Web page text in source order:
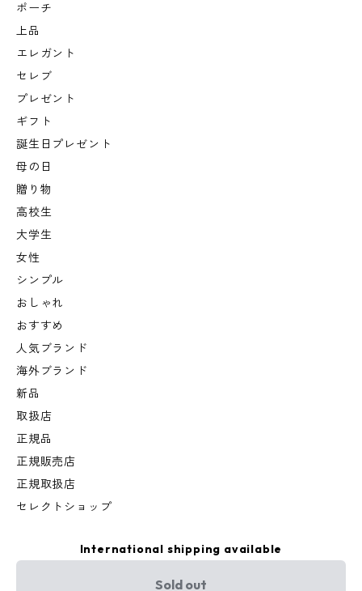
ポーチ
上品
エレガント
セレブ
プレゼント
ギフト
誕生日プレゼント
母の日
贈り物
高校生
大学生
女性
シンプル
おしゃれ
おすすめ
人気ブランド
海外ブランド
新品
取扱店
正規品
正規販売店
正規取扱店
セレクトショップ
International shipping available
Sold out